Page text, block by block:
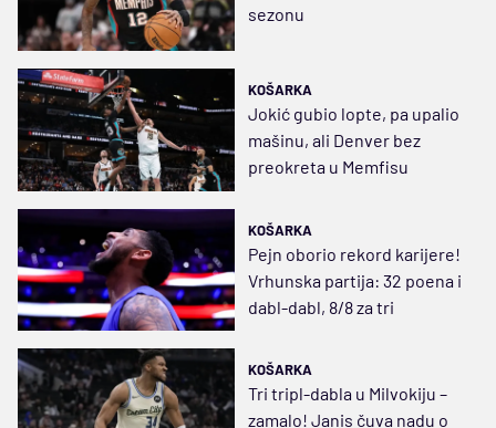
sezonu
KOŠARKA
Jokić gubio lopte, pa upalio
mašinu, ali Denver bez
preokreta u Memfisu
KOŠARKA
Pejn oborio rekord karijere!
Vrhunska partija: 32 poena i
dabl-dabl, 8/8 za tri
KOŠARKA
Tri tripl-dabla u Milvokiju –
zamalo! Janis čuva nadu o